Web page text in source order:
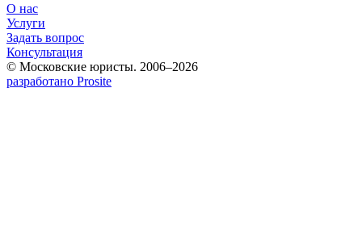
О нас
Услуги
Задать вопрос
Консультация
© Московские юристы. 2006–2026
разработано Prosite